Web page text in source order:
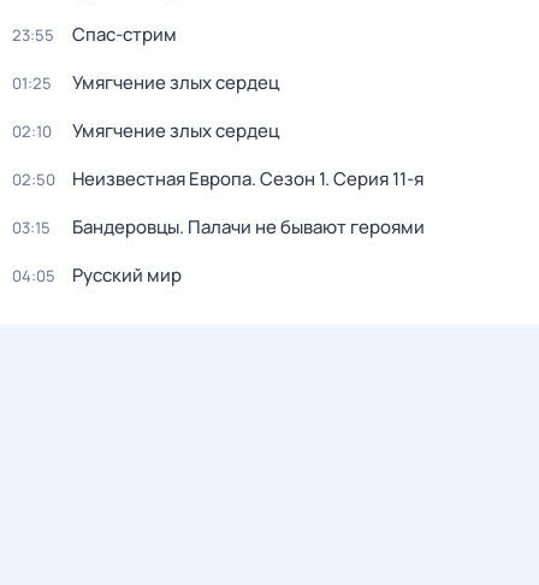
23:55 Спас-стрим
01:25 Умягчение злых сердец
02:10 Умягчение злых сердец
02:50 Неизвестная Европа. Сезон 1. Серия 11-я
03:15 Бандерoвцы. Пaлачи не бывают героями
04:05 Русский мир